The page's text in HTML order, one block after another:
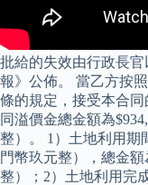
批給的失效由行政長
報》公佈。 當乙方按
條的規定，接受本合
同溢價金總金額為
整）。 1）土地利用期
門幣玖元整），總金
整）；2）土地利用完